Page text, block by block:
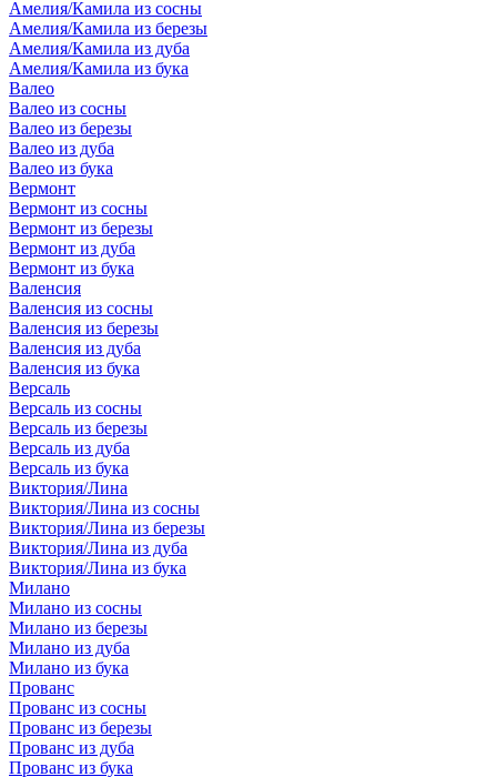
Амелия/Камила из сосны
Амелия/Камила из березы
Амелия/Камила из дуба
Амелия/Камила из бука
Валео
Валео из сосны
Валео из березы
Валео из дуба
Валео из бука
Вермонт
Вермонт из сосны
Вермонт из березы
Вермонт из дуба
Вермонт из бука
Валенсия
Валенсия из сосны
Валенсия из березы
Валенсия из дуба
Валенсия из бука
Версаль
Версаль из сосны
Версаль из березы
Версаль из дуба
Версаль из бука
Виктория/Лина
Виктория/Лина из сосны
Виктория/Лина из березы
Виктория/Лина из дуба
Виктория/Лина из бука
Милано
Милано из сосны
Милано из березы
Милано из дуба
Милано из бука
Прованс
Прованс из сосны
Прованс из березы
Прованс из дуба
Прованс из бука